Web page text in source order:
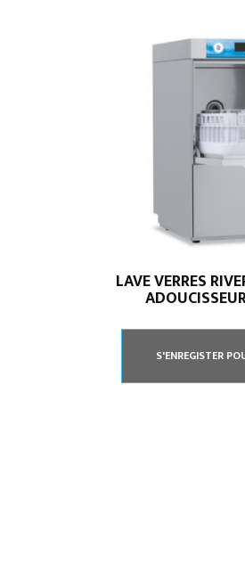
LAVE VERRES
S'ENREGISTER